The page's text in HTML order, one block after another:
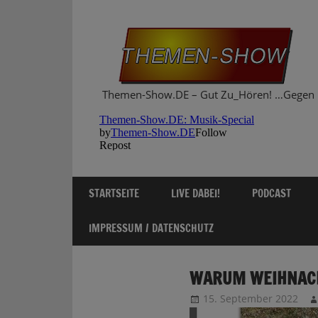
Themen-Show.DE – Gut Zu_Hören!
STARTSEITE LIVE DABEI! PODCAST
IMPRESSUM / DATENSCHUTZ
WARUM
15. September 2022